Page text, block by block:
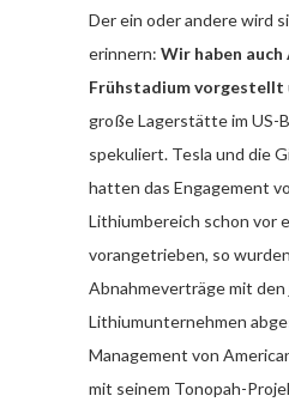
Der ein oder andere wird
erinnern: Wir haben
Frühstadium vorgestellt
große Lagerstätte im US-
spekuliert. Tesla und die
hatten das Engagement
Lithiumbereich schon vor
vorangetrieben, so
Abnahmeverträge mit den
Lithiumunternehmen
Management von
mit seinem Tonopah-